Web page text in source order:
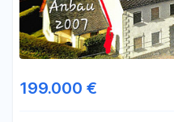
199.000 €